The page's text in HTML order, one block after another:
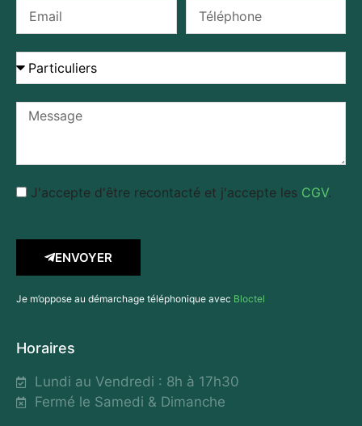
J'accepte d'être recontacté et j'accepte les CGV.
ENVOYER
Je m’oppose au démarchage téléphonique avec Bloctel
Horaires
Lundi au Vendredi : 8h à 17h30
Fermé le Samedi & Dimanche